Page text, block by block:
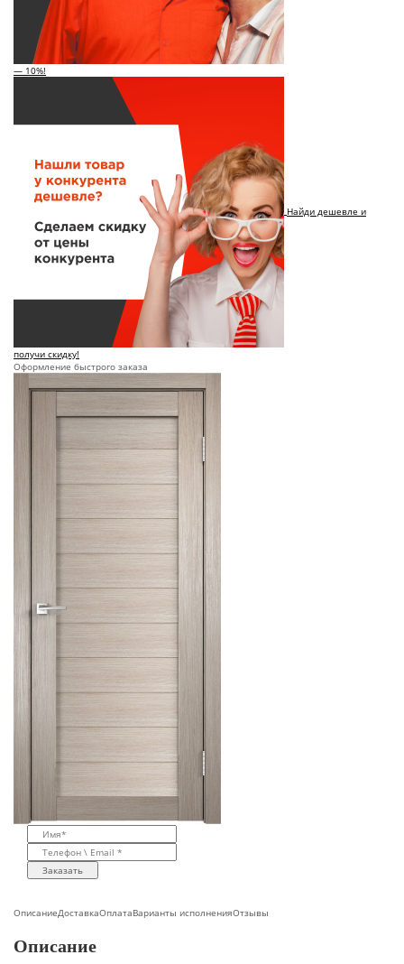
— 10%!
Найди дешевле и
получи скидку!
Оформление быстрого заказа
Заказать
ОписаниеДоставкаОплатаВарианты исполненияОтзывы
Описание